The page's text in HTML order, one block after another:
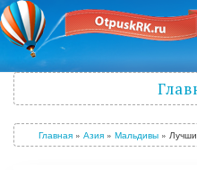
Полезный
Главная » Азия » Мальдивы »